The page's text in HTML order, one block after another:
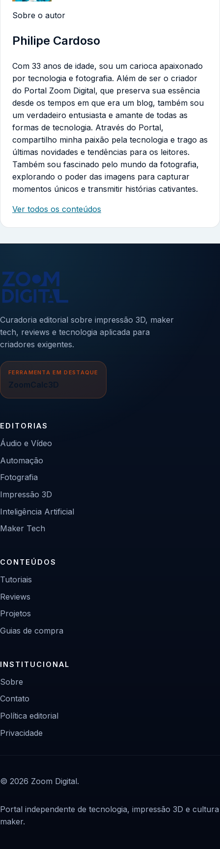
Sobre o autor
Philipe Cardoso
Com 33 anos de idade, sou um carioca apaixonado
por tecnologia e fotografia. Além de ser o criador
do Portal Zoom Digital, que preserva sua essência
desde os tempos em que era um blog, também sou
um verdadeiro entusiasta e amante de todas as
formas de tecnologia. Através do Portal,
compartilho minha paixão pela tecnologia e trago as
últimas novidades e tendências para os leitores.
Também sou fascinado pelo mundo da fotografia,
explorando o poder das imagens para capturar
momentos únicos e transmitir histórias cativantes.
Ver todos os conteúdos
Curadoria editorial sobre impressão 3D, maker
tech, reviews e tecnologia aplicada para
criadores exigentes.
FERRAMENTA EM DESTAQUE
ZoomCalc3D
EDITORIAS
Áudio e Vídeo
Automação
Fotografia
Impressão 3D
Inteligência Artificial
Maker Tech
CONTEÚDOS
Tutoriais
Reviews
Projetos
Guias de compra
INSTITUCIONAL
Sobre
Contato
Política editorial
Privacidade
© 2026 Zoom Digital.
Portal independente de tecnologia, impressão 3D e cultura
maker.